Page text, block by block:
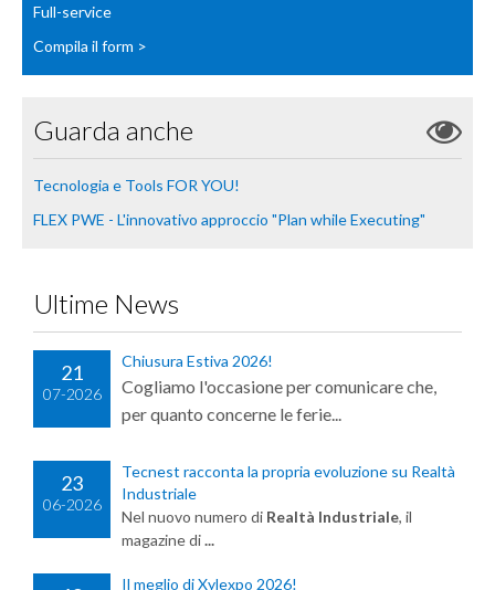
Full-service
Compila il form >
Guarda anche
Tecnologia e Tools FOR YOU!
FLEX PWE - L'innovativo approccio "Plan while Executing"
Ultime News
21
07-2026
Chiusura Estiva 2026!
Cogliamo l'occasione per comunicare che,
per quanto concerne le ferie...
23
06-2026
Tecnest racconta la propria evoluzione su Realtà
Industriale
Nel nuovo numero di Realtà Industriale, il
magazine di...
Il meglio di Xylexpo 2026!